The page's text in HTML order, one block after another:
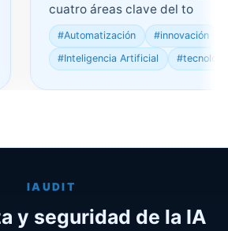
cuatro áreas clave del to
#Automatización
#innovación
#Inteligencia Artificial
#tecnología
IAUDIT
y seguridad de la IA